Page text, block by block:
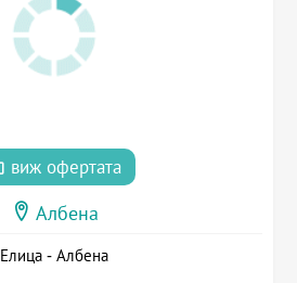
виж офертата
Албена
Елица - Албена